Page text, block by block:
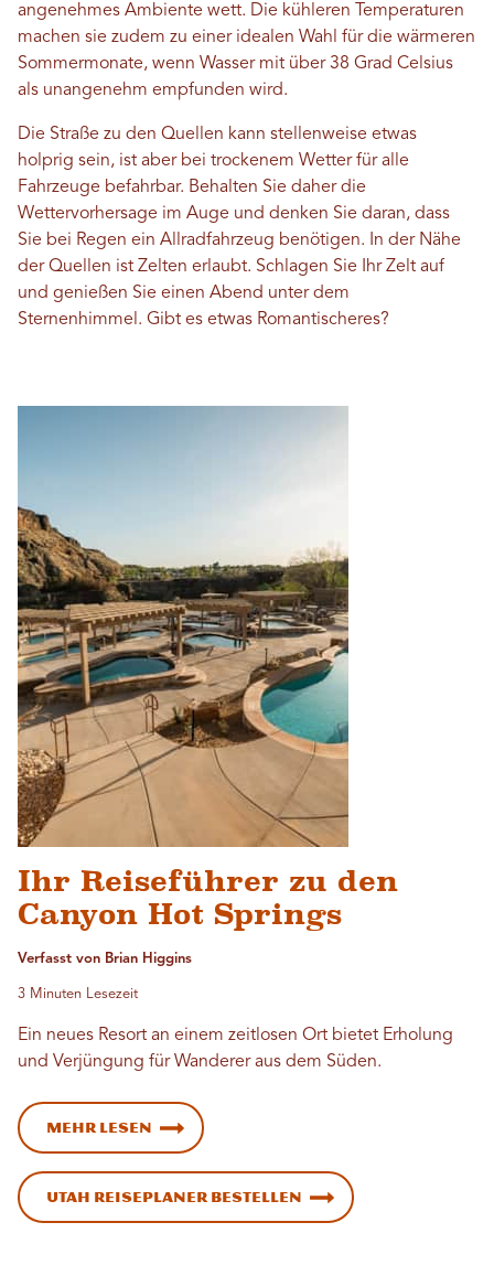
angenehmes Ambiente wett. Die kühleren Temperaturen
machen sie zudem zu einer idealen Wahl für die wärmeren
Sommermonate, wenn Wasser mit über 38 Grad Celsius
als unangenehm empfunden wird.
Die Straße zu den Quellen kann stellenweise etwas
holprig sein, ist aber bei trockenem Wetter für alle
Fahrzeuge befahrbar. Behalten Sie daher die
Wettervorhersage im Auge und denken Sie daran, dass
Sie bei Regen ein Allradfahrzeug benötigen. In der Nähe
der Quellen ist Zelten erlaubt. Schlagen Sie Ihr Zelt auf
und genießen Sie einen Abend unter dem
Sternenhimmel. Gibt es etwas Romantischeres?
Ihr Reiseführer zu den
Canyon Hot Springs
Verfasst von Brian Higgins
3 Minuten Lesezeit
Ein neues Resort an einem zeitlosen Ort bietet Erholung
und Verjüngung für Wanderer aus dem Süden.
Mehr lesen
Utah Reiseplaner bestellen